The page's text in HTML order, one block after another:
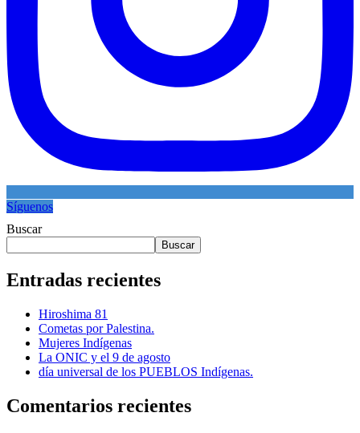
Síguenos
Buscar
Buscar
Entradas recientes
Hiroshima 81
Cometas por Palestina.
Mujeres Indígenas
La ONIC y el 9 de agosto
día universal de los PUEBLOS Indígenas.
Comentarios recientes